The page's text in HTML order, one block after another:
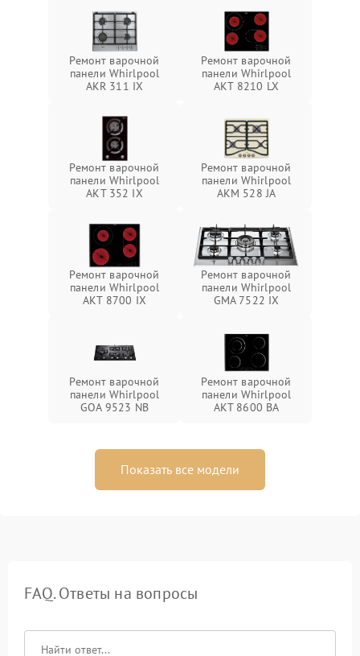
Ремонт варочной
панели Whirlpool
AKR 311 IX
Ремонт варочной
панели Whirlpool
AKT 8210 LX
Ремонт варочной
панели Whirlpool
AKT 352 IX
Ремонт варочной
панели Whirlpool
AKM 528 JA
Ремонт варочной
панели Whirlpool
AKT 8700 IX
Ремонт варочной
панели Whirlpool
GMA 7522 IX
Ремонт варочной
панели Whirlpool
GOA 9523 NB
Ремонт варочной
панели Whirlpool
AKT 8600 BA
Показать все модели
FAQ. Ответы на вопросы